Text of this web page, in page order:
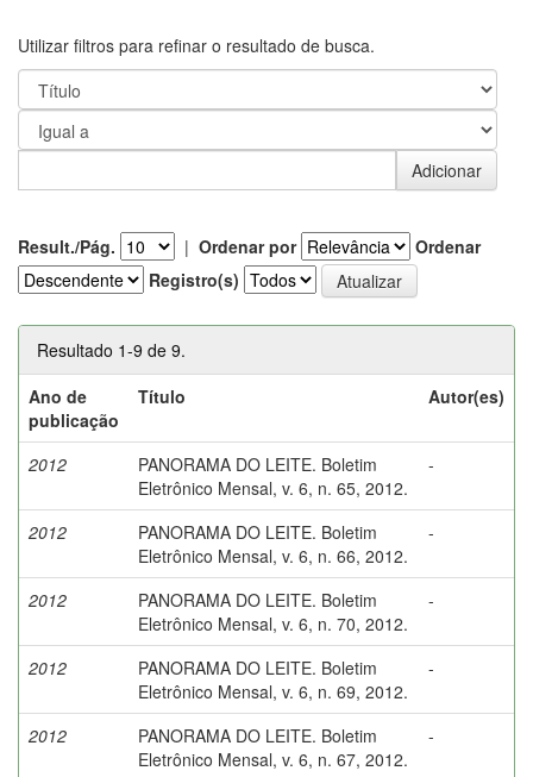
Utilizar filtros para refinar o resultado de busca.
Result./Pág. | Ordenar por
Ordenar
Registro(s)
Resultado 1-9 de 9.
Ano de
publicação
Título Autor(es)
2012
PANORAMA DO LEITE. Boletim
Eletrônico Mensal, v. 6, n. 65, 2012.
-
2012
PANORAMA DO LEITE. Boletim
Eletrônico Mensal, v. 6, n. 66, 2012.
-
2012
PANORAMA DO LEITE. Boletim
Eletrônico Mensal, v. 6, n. 70, 2012.
-
2012
PANORAMA DO LEITE. Boletim
Eletrônico Mensal, v. 6, n. 69, 2012.
-
2012
PANORAMA DO LEITE. Boletim
Eletrônico Mensal, v. 6, n. 67, 2012.
-